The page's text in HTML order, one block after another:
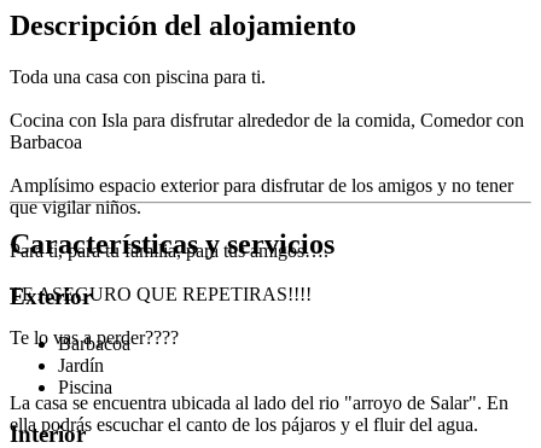
Descripción del alojamiento
Toda una casa con piscina para ti.
Cocina con Isla para disfrutar alrededor de la comida, Comedor con
Barbacoa
Amplísimo espacio exterior para disfrutar de los amigos y no tener
que vigilar niños.
Para ti, para tu familia, para tus amigos….
TE ASEGURO QUE REPETIRAS!!!!
Te lo vas a perder????
La casa se encuentra ubicada al lado del rio "arroyo de Salar". En
ella podrás escuchar el canto de los pájaros y el fluir del agua.
Características y servicios
Exterior
Barbacoa
Jardín
Piscina
Interior